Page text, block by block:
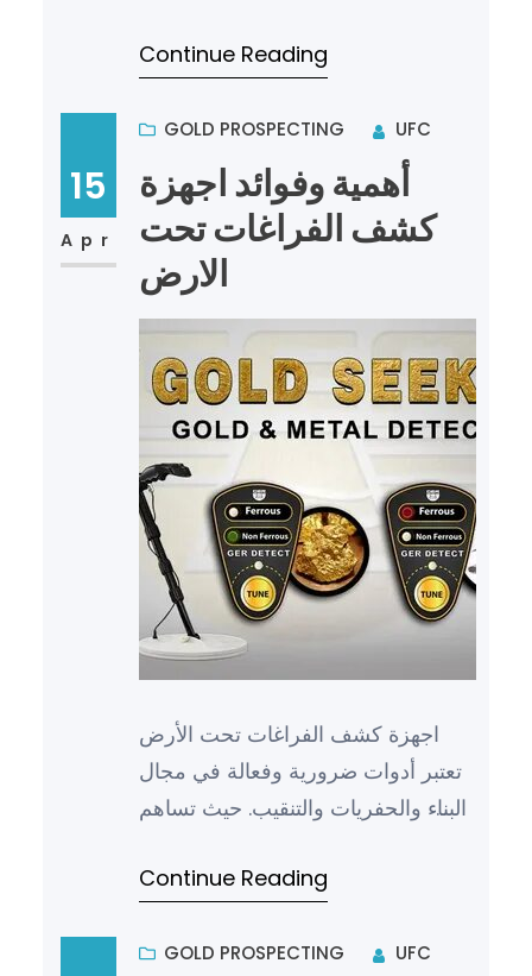
Continue Reading
15
Apr
GOLD PROSPECTING UFC
أهمية وفوائد اجهزة
كشف الفراغات تحت
الارض
اجهزة كشف الفراغات تحت الأرض
تعتبر أدوات ضرورية وفعالة في مجال
البناء والحفريات والتنقيب. حيث تساهم
Continue Reading
GOLD PROSPECTING UFC